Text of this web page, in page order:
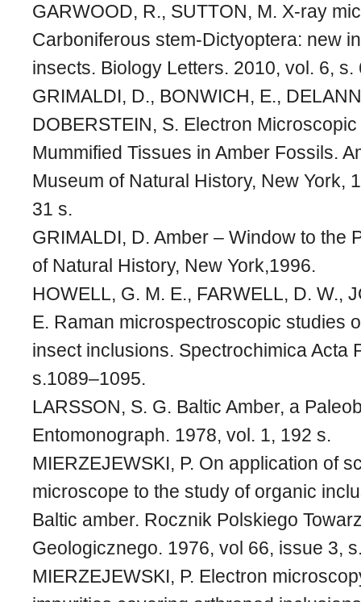
GARWOOD, R., SUTTON, M. X-ray
Carboniferous stem-Dictyoptera: new
insects. Biology Letters. 2010, vol. 6, s.
GRIMALDI, D., BONWICH, E.,
DOBERSTEIN, S. Electron
Mummified Tissues in Amber Fossils.
Museum of Natural History, New York,
31 s.
GRIMALDI, D. Amber – Window to the
of Natural History, New York,1996.
HOWELL, G. M. E., FARWELL, D. W.,
E. Raman microspectroscopic studies
insect inclusions. Spectrochimica Acta
s.1089–1095.
LARSSON, S. G. Baltic Amber, a
Entomonograph. 1978, vol. 1, 192 s.
MIERZEJEWSKI, P. On application of
microscope to the study of organic
Baltic amber. Rocznik Polskiego
Geologicznego. 1976, vol 66, issue 3,
MIERZEJEWSKI, P. Electron